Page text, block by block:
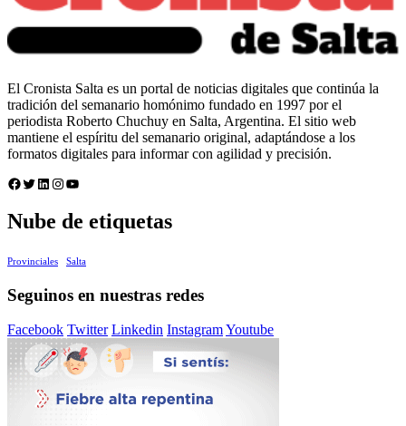
El Cronista Salta es un portal de noticias digitales que continúa la
tradición del semanario homónimo fundado en 1997 por el
periodista Roberto Chuchuy en Salta, Argentina. El sitio web
mantiene el espíritu del semanario original, adaptándose a los
formatos digitales para informar con agilidad y precisión.
Facebook
Twitter
LinkedIn
Instagram
YouTube
Nube de etiquetas
Provinciales Salta
Seguinos en nuestras redes
Facebook Twitter Linkedin InstagramYoutube